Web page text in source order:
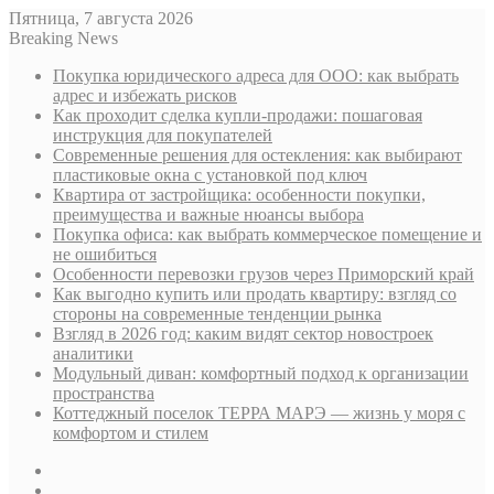
Пятница, 7 августа 2026
Breaking News
Покупка юридического адреса для ООО: как выбрать
адрес и избежать рисков
Как проходит сделка купли-продажи: пошаговая
инструкция для покупателей
Современные решения для остекления: как выбирают
пластиковые окна с установкой под ключ
Квартира от застройщика: особенности покупки,
преимущества и важные нюансы выбора
Покупка офиса: как выбрать коммерческое помещение и
не ошибиться
Особенности перевозки грузов через Приморский край
Как выгодно купить или продать квартиру: взгляд со
стороны на современные тенденции рынка
Взгляд в 2026 год: каким видят сектор новостроек
аналитики
Модульный диван: комфортный подход к организации
пространства
Коттеджный поселок ТЕРРА МАРЭ — жизнь у моря с
комфортом и стилем